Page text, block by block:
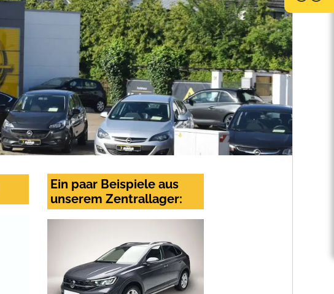
Ein paar Beispiele aus
unserem Zentrallager: